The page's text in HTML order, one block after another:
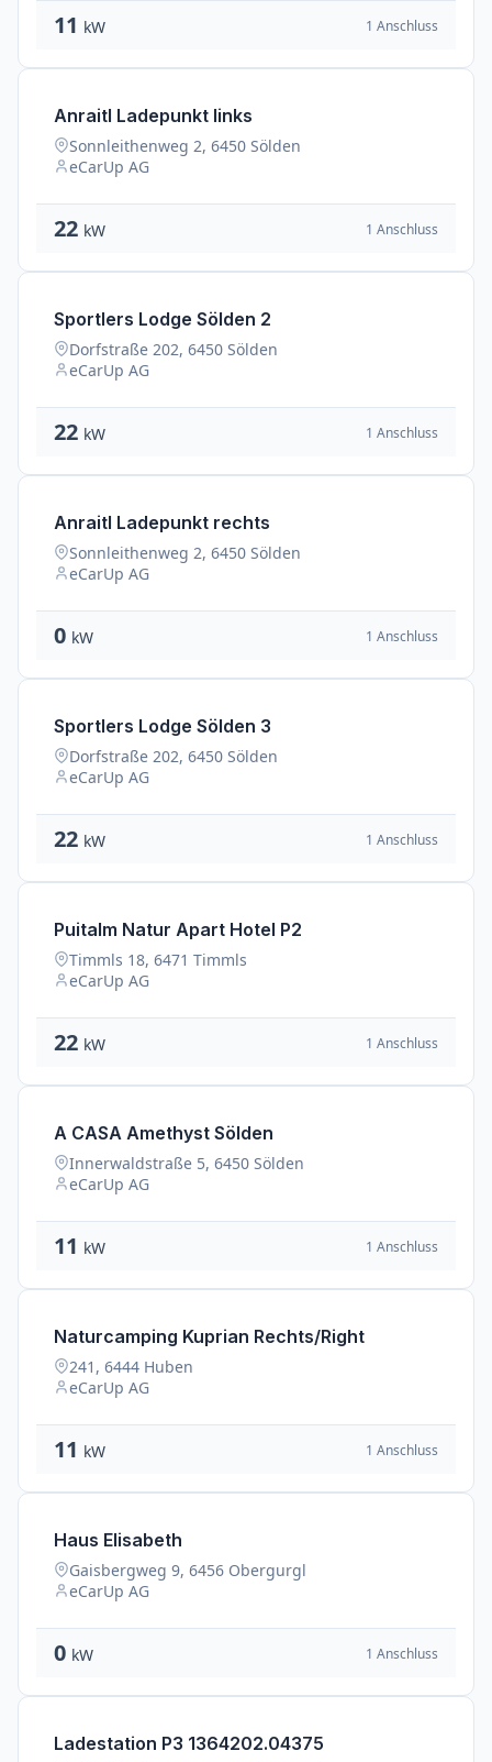
11 kW 1 Anschluss
Anraitl Ladepunkt links
Sonnleithenweg 2, 6450 Sölden
eCarUp AG
22 kW 1 Anschluss
Sportlers Lodge Sölden 2
Dorfstraße 202, 6450 Sölden
eCarUp AG
22 kW 1 Anschluss
Anraitl Ladepunkt rechts
Sonnleithenweg 2, 6450 Sölden
eCarUp AG
0 kW 1 Anschluss
Sportlers Lodge Sölden 3
Dorfstraße 202, 6450 Sölden
eCarUp AG
22 kW 1 Anschluss
Puitalm Natur Apart Hotel P2
Timmls 18, 6471 Timmls
eCarUp AG
22 kW 1 Anschluss
A CASA Amethyst Sölden
Innerwaldstraße 5, 6450 Sölden
eCarUp AG
11 kW 1 Anschluss
Naturcamping Kuprian Rechts/Right
241, 6444 Huben
eCarUp AG
11 kW 1 Anschluss
Haus Elisabeth
Gaisbergweg 9, 6456 Obergurgl
eCarUp AG
0 kW 1 Anschluss
Ladestation P3 1364202.04375